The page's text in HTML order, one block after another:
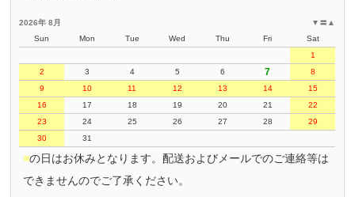
▲
〓
▼
2026年 8月
Sun
Mon Tue Wed Thu Fri
Sat
1
2
3 4 5 6 7
8
9
10 11 12 13 14
15
16
17 18 19 20 21
22
23
24 25 26 27 28
29
30
31
■の日はお休みとなります。配送およびメールでのご連絡等は
できませんのでご了承ください。